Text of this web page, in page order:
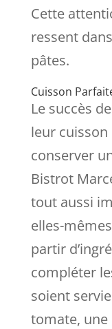
Cette
ressent
pâtes.
Cuisson
Le succès
leur
conserver
Bistrot
tout aussi
elles-
partir
compléter
soient
tomate,